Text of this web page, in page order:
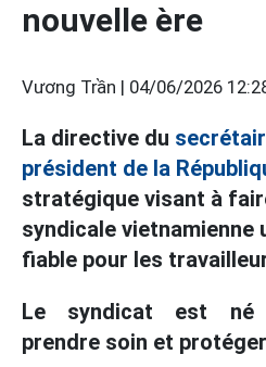
nouvelle ère
Vương Trần | 04/06/2026
La directive du
président de la
stratégique visant à
syndicale vietnamienne
fiable pour les
Le syndicat est né
prendre soin et